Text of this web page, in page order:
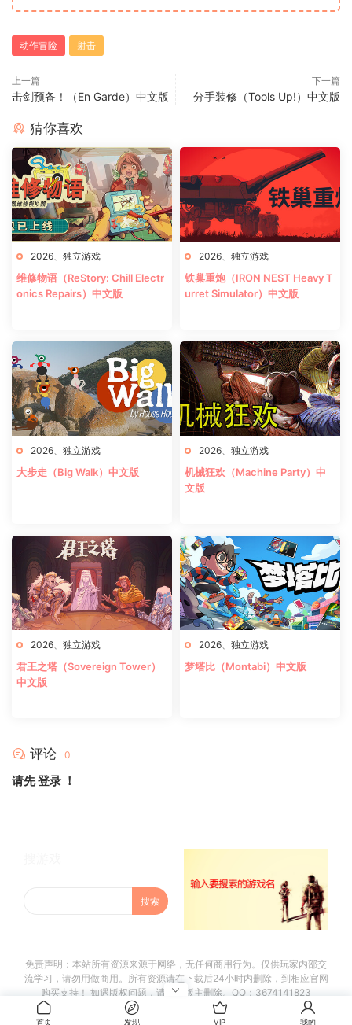
动作冒险 射击
上一篇
击剑预备！（En Garde）中文版
下一篇
分手装修（Tools Up!）中文版
猜你喜欢
2026 独立游戏
维修物语（ReStory: Chill Electr
onics Repairs）中文版
2026 独立游戏
铁巢重炮（IRON NEST Heavy T
urret Simulator）中文版
2026 独立游戏
大步走（Big Walk）中文版
2026 独立游戏
机械狂欢（Machine Party）中
文版
2026 独立游戏
君王之塔（Sovereign Tower）
中文版
2026 独立游戏
梦塔比（Montabi）中文版
评论 0
请先登录 ！
免责声明：本站所有资源来源于网络，无任何商用行为。仅供玩家内部交
流学习，请勿用做商用。所有资源请在下载后24小时内删除，到相应官网
购买支持！ 如遇版权问题，请联系版主删除。QQ：3674141823
首页 发现 VIP 我的